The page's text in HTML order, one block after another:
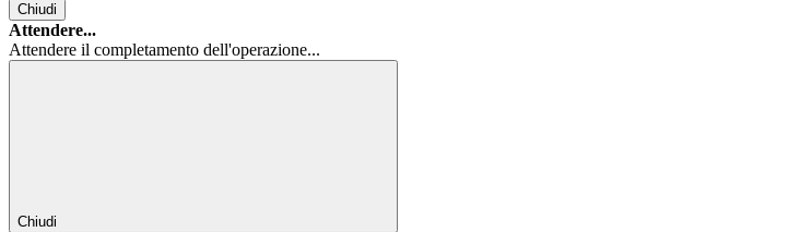
Chiudi
Attendere...
Attendere il completamento dell'operazione...
Chiudi